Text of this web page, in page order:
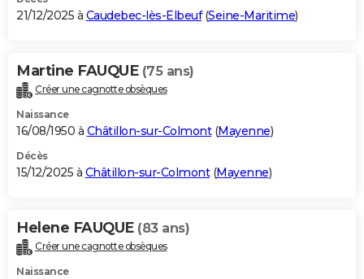
21/12/2025 à Caudebec-lès-Elbeuf(Seine-Maritime)
Martine FAUQUE (75 ans)
Créer une cagnotte obsèques
Naissance
16/08/1950 à Châtillon-sur-Colmont(Mayenne)
Décès
15/12/2025 à Châtillon-sur-Colmont(Mayenne)
Helene FAUQUE (83 ans)
Créer une cagnotte obsèques
Naissance